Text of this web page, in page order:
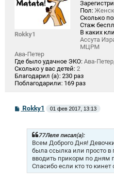
Rokky1
Пол:
Сколько
Стаж
В каких
Ассута
МЦРМ
Ава-Петер
Где было удачное ЭКО: Ава-
Сколько у вас детей: 2
Благодарил (а): 230 раз
Поблагодарили: 169 раз
СRokky1 01 фев 2017, 13:13
77Леля писал(а):
Всем Доброго Дня!
была ссылка или просто в
вводить прикорм по дням
Спасибо если кто то кинет